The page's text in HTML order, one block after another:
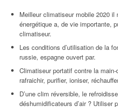
Meilleur climatiseur mobile 2020
énergétique a, de vie importante,
climatiseur.
Les conditions d’utilisation de la
russie, espagne ouvert par.
Climatiseur portatif contre la
rafraichir, purifier, ioniser,
D’une clim réversible, le
déshumidificateurs d’air ? Utiliser